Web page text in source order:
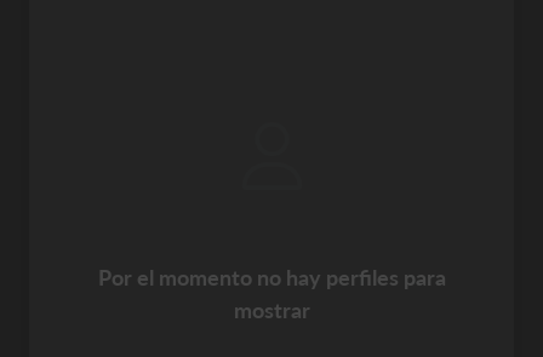
Por el momento no hay perfiles para
mostrar